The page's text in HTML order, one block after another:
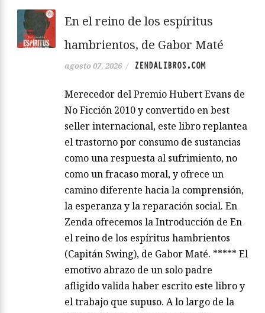
En el reino de los espíritus
hambrientos, de Gabor Maté
agosto 07, 2026 / ZENDALIBROS.COM
Merecedor del Premio Hubert Evans de
No Ficción 2010 y convertido en best
seller internacional, este libro replantea
el trastorno por consumo de sustancias
como una respuesta al sufrimiento, no
como un fracaso moral, y ofrece un
camino diferente hacia la comprensión,
la esperanza y la reparación social. En
Zenda ofrecemos la Introducción de En
el reino de los espíritus hambrientos
(Capitán Swing), de Gabor Maté. ***** El
emotivo abrazo de un solo padre
afligido valida haber escrito este libro y
el trabajo que supuso. A lo largo de la